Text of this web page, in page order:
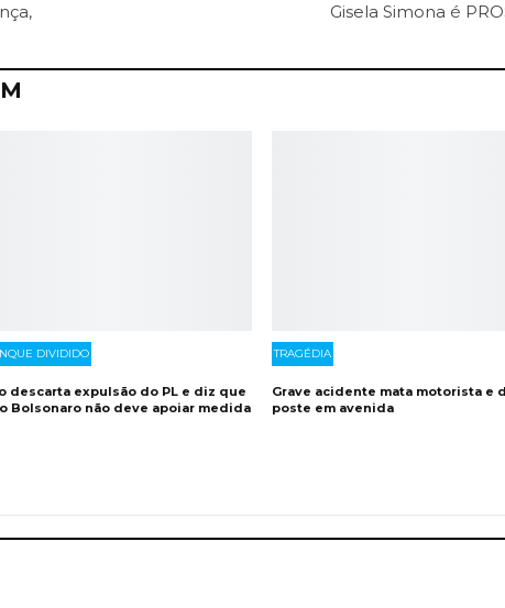
Gisela Simona é
DIVIDIDO
descarta expulsão do PL e diz que
Bolsonaro não deve apoiar medida
TRAGÉDIA
Grave acidente mata motorista e
poste em avenida